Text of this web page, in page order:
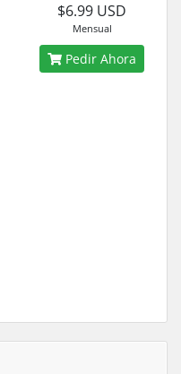
$6.99 USD
Mensual
Pedir Ahora